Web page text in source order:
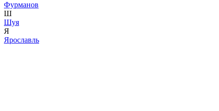
Фурманов
Ш
Шуя
Я
Ярославль